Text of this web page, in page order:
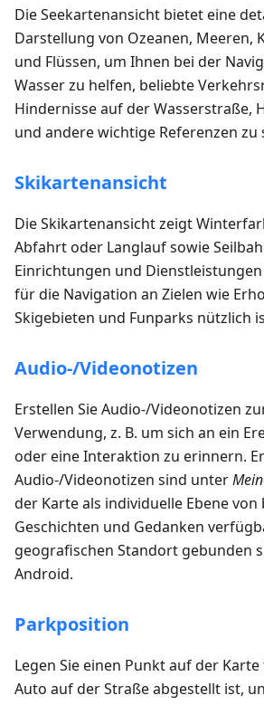
Die Seekartenansicht bietet eine
Darstellung von Ozeanen, Meeren,
und Flüssen, um Ihnen bei der
Wasser zu helfen, beliebte
Hindernisse auf der Wasserstraße,
und andere wichtige Referenzen zu
Skikartenansicht
Die Skikartenansicht zeigt
Abfahrt oder Langlauf sowie
Einrichtungen und
für die Navigation an Zielen wie
Skigebieten und Funparks nützlich
Audio-/Videonotizen
Erstellen Sie Audio-/Videonotizen
Verwendung, z. B. um sich an ein
oder eine Interaktion zu erinnern.
Audio-/Videonotizen sind unter
der Karte als individuelle Ebene
Geschichten und Gedanken
geografischen Standort gebunden
Android.
Parkposition
Legen Sie einen Punkt auf der
Auto auf der Straße abgestellt ist,